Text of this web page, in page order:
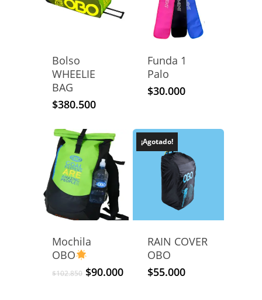
Bolso
WHEELIE
BAG
$380.500
Funda 1
Palo
$30.000
Mochila
OBO
$102.850 El
$90.000El
¡Agotado!
RAIN COVER
OBO
$55.000